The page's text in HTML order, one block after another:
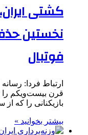
کشتی
نخستین
فوتبال
ارتباط فردا:
بازیکنانی را که
بیشتر بخوانید »